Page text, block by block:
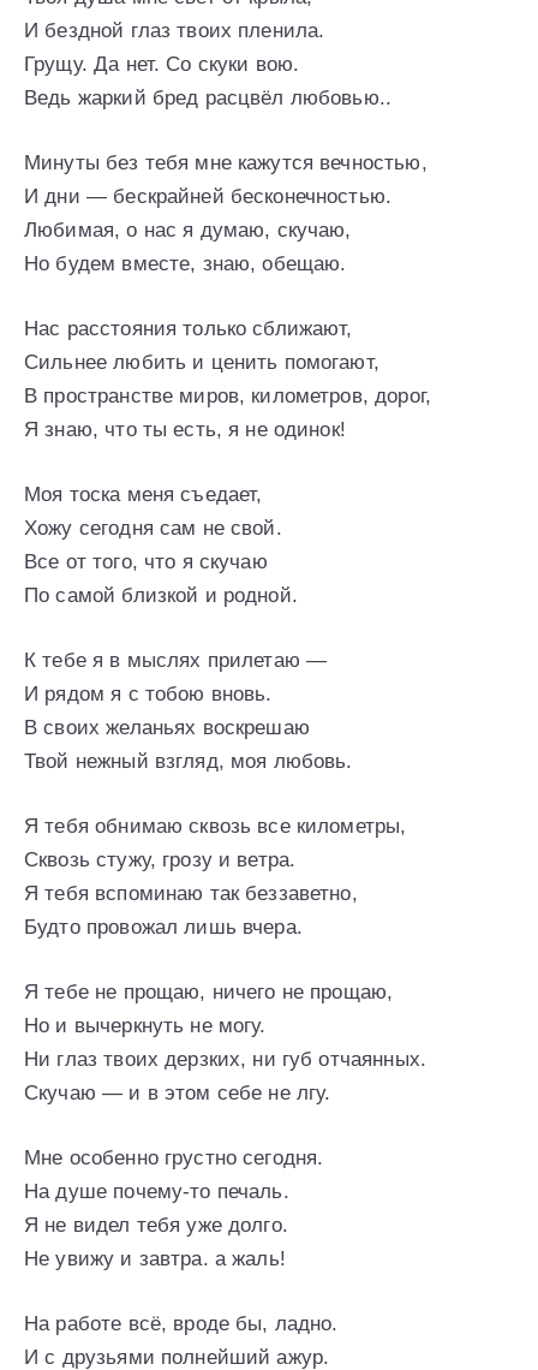
И бездной глаз твоих пленила.
Грущу. Да нет. Со скуки вою.
Ведь жаркий бред расцвёл любовью..
Минуты без тебя мне кажутся вечностью,
И дни — бескрайней бесконечностью.
Любимая, о нас я думаю, скучаю,
Но будем вместе, знаю, обещаю.
Нас расстояния только сближают,
Сильнее любить и ценить помогают,
В пространстве миров, километров, дорог,
Я знаю, что ты есть, я не одинок!
Моя тоска меня съедает,
Хожу сегодня сам не свой.
Все от того, что я скучаю
По самой близкой и родной.
К тебе я в мыслях прилетаю —
И рядом я с тобою вновь.
В своих желаньях воскрешаю
Твой нежный взгляд, моя любовь.
Я тебя обнимаю сквозь все километры,
Сквозь стужу, грозу и ветра.
Я тебя вспоминаю так беззаветно,
Будто провожал лишь вчера.
Я тебе не прощаю, ничего не прощаю,
Но и вычеркнуть не могу.
Ни глаз твоих дерзких, ни губ отчаянных.
Скучаю — и в этом себе не лгу.
Мне особенно грустно сегодня.
На душе почему-то печаль.
Я не видел тебя уже долго.
Не увижу и завтра. а жаль!
На работе всё, вроде бы, ладно.
И с друзьями полнейший ажур.